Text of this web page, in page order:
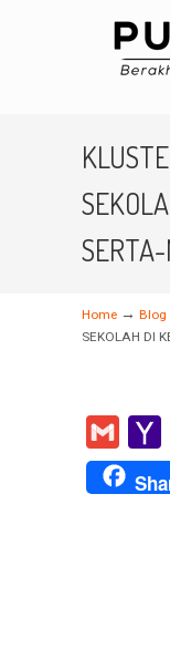
Home → Blog
SEKOLAH DI
Gmail